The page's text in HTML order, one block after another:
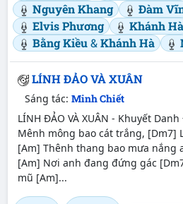
Nguyên Khang
Đàm
Elvis Phương
Khánh Hà
Bằng Kiều&Khánh Hà
LÍNH ĐẢO VÀ XUÂN
Sáng tác: Minh Chiết
LÍNH ĐẢO VÀ XUÂN - Khuyết
Mênh mông bao cát trắng, [Dm7]
[Am] Thênh thang bao mưa nắng
[Am] Nơi anh đang đứng gác
mũ [Am]...